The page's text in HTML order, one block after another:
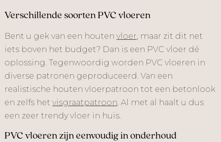
Verschillende soorten PVC vloeren
Bent u gek van een houten vloer, maar zit dit net
iets boven het budget? Dan is een PVC vloer dé
oplossing. Tegenwoordig worden PVC vloeren in
diverse patronen geproduceerd. Van een
realistische houten vloerpatroon tot een betonlook
en zelfs het visgraatpatroon. Al met al haalt u dus
een zeer trendy vloer in huis.
PVC vloeren zijn eenvoudig in onderhoud